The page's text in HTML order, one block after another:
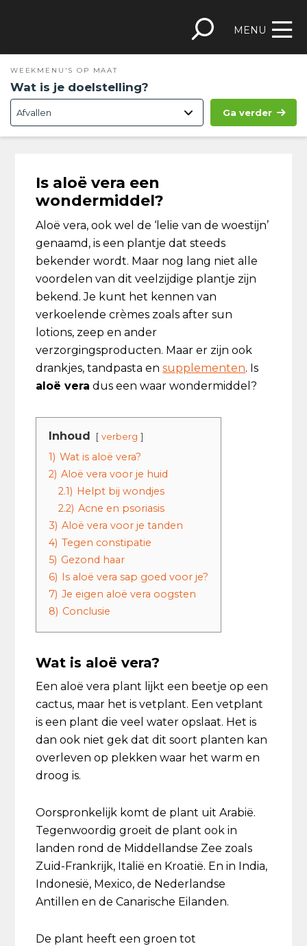
inhoud
sidebar
MENU
WEEKMENU'S OP MAAT
Wat is je doelstelling?
Ga verder
Is aloë vera een
wondermiddel?
Aloë vera, ook wel de ‘lelie van de woestijn’
genaamd, is een plantje dat steeds
bekender wordt. Maar nog lang niet alle
voordelen van dit veelzijdige plantje zijn
bekend. Je kunt het kennen van
verkoelende crèmes zoals after sun
lotions, zeep en ander
verzorgingsproducten. Maar er zijn ook
drankjes, tandpasta ensupplementen. Is
aloë vera dus een waar wondermiddel?
Inhoud verberg
1) Wat is aloë vera?
2) Aloë vera voor je huid
2.1) Helpt bij wondjes
2.2) Acne en psoriasis
3) Aloë vera voor je tanden
4) Tegen constipatie
5) Gezond haar
6) Is aloë vera sap goed voor je?
7) Je eigen aloë vera oogsten
8) Conclusie
Wat is aloë vera?
Een aloë vera plant lijkt een beetje op een
cactus, maar het is vetplant. Een vetplant
is een plant die veel water opslaat. Het is
dan ook niet gek dat dit soort planten kan
overleven op plekken waar het warm en
droog is.
Oorspronkelijk komt de plant uit Arabië.
Tegenwoordig groeit de plant ook in
landen rond de Middellandse Zee zoals
Zuid-Frankrijk, Italië en Kroatië. En in India,
Indonesië, Mexico, de Nederlandse
Antillen en de Canarische Eilanden.
De plant heeft een groen tot